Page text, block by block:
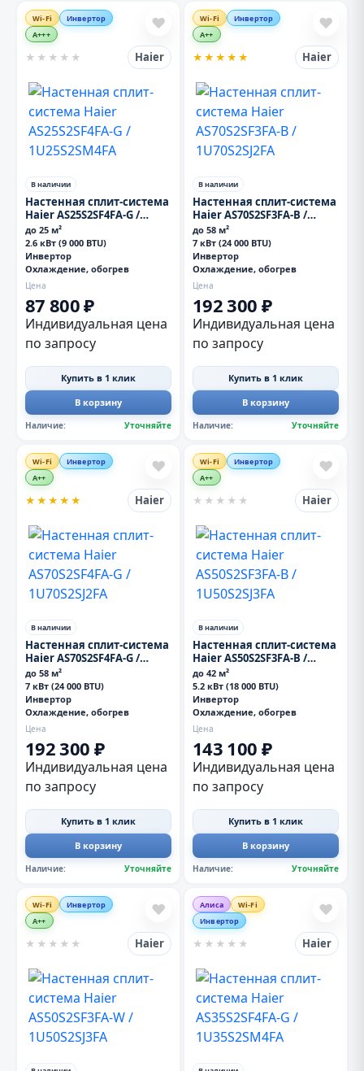
Wi-Fi
Инвертор
A+++
❤
★ ★ ★ ★ ★ Haier
В наличии
Настенная сплит-система
Haier AS25S2SF4FA-G /
1U25S2SM4FA
до 25 м²
2.6 кВт (9 000 BTU)
Инвертор
Охлаждение, обогрев
Цена
87 800 ₽
Индивидуальная цена
по запросу
Купить в 1 клик
В корзину
Наличие: Уточняйте
Wi-Fi
Инвертор
A++
❤
★ ★ ★ ★ ★ Haier
В наличии
Настенная сплит-система
Haier AS70S2SF3FA-B /
1U70S2SJ2FA
до 58 м²
7 кВт (24 000 BTU)
Инвертор
Охлаждение, обогрев
Цена
192 300 ₽
Индивидуальная цена
по запросу
Купить в 1 клик
В корзину
Наличие: Уточняйте
Wi-Fi
Инвертор
A++
❤
★ ★ ★ ★ ★ Haier
В наличии
Настенная сплит-система
Haier AS70S2SF4FA-G /
1U70S2SJ2FA
до 58 м²
7 кВт (24 000 BTU)
Инвертор
Охлаждение, обогрев
Цена
192 300 ₽
Индивидуальная цена
по запросу
Купить в 1 клик
В корзину
Наличие: Уточняйте
Wi-Fi
Инвертор
A++
❤
★ ★ ★ ★ ★ Haier
В наличии
Настенная сплит-система
Haier AS50S2SF3FA-B /
1U50S2SJ3FA
до 42 м²
5.2 кВт (18 000 BTU)
Инвертор
Охлаждение, обогрев
Цена
143 100 ₽
Индивидуальная цена
по запросу
Купить в 1 клик
В корзину
Наличие: Уточняйте
Wi-Fi
Инвертор
A++
❤
★ ★ ★ ★ ★ Haier
Алиса
Wi-Fi
Инвертор
❤
★ ★ ★ ★ ★ Haier